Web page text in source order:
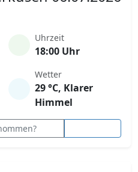
Uhrzeit
18:00 Uhr
Wetter
29 °C, Klarer
Himmel